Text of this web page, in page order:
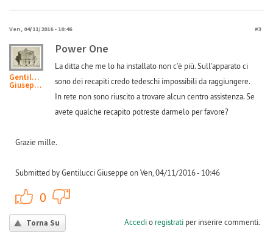
Ven, 04/11/2016 - 10:46 #3
Gentilucci
Giuseppe
Power One
La ditta che me lo ha installato non c'è più. Sull'apparato ci
sono dei recapiti credo tedeschi impossibili da raggiungere.
In rete non sono riuscito a trovare alcun centro assistenza. Se
avete qualche recapito potreste darmelo per favore?
Grazie mille.
Submitted by Gentilucci Giuseppe on Ven, 04/11/2016 - 10:46
0
Torna Su Accedio registratiper inserire commenti.